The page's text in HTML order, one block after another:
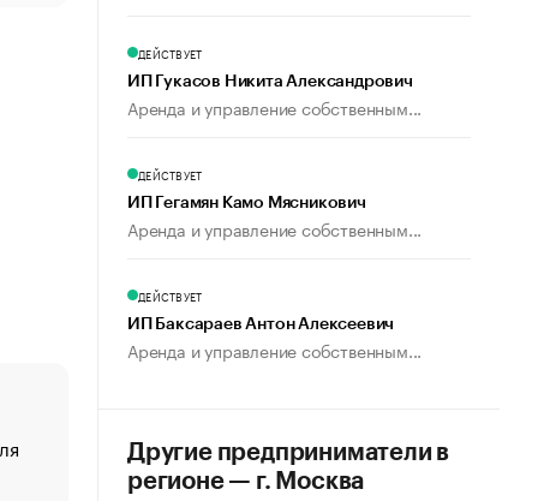
«От спорта тело стареет иначе». Как живет глава
создавшей GTA
ДЕЙСТВУЕТ
ИП Гукасов Никита Александрович
Аренда и управление собственным...
ДЕЙСТВУЕТ
ИП Гегамян Камо Мясникович
Аренда и управление собственным...
ДЕЙСТВУЕТ
ИП Баксараев Антон Алексеевич
Аренда и управление собственным...
Другие предприниматели в
регионе — г. Москва